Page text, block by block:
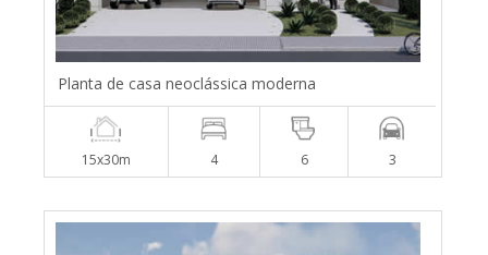
Planta de casa neoclássica moderna
15x30m 4 6 3